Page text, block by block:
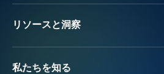
リソースと洞察
私たちを知る